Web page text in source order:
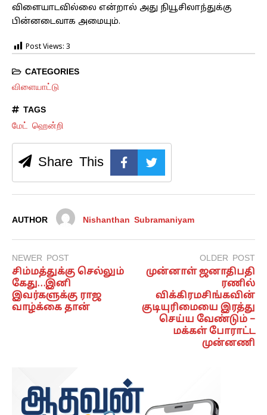
விளையாடவில்லை என்றால் அது நியூசிலாந்துக்கு
பின்னடைவாக அமையும்.
Post Views: 3
CATEGORIES
விளையாட்டு
TAGS
மேட் ஹென்றி
Share This
AUTHOR Nishanthan Subramaniyam
NEWER POST
சிம்மத்துக்கு செல்லும்
கேது…இனி
இவர்களுக்கு ராஜ
வாழ்க்கை தான்
OLDER POST
முன்னாள் ஜனாதிபதி
ரணில்
விக்கிரமசிங்கவின்
குடியுரிமையை இரத்து
செய்ய வேண்டும் –
மக்கள் போராட்ட
முன்னணி